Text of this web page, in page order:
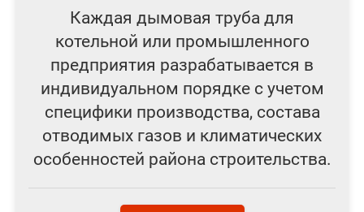
Каждая дымовая труба для
котельной или промышленного
предприятия разрабатывается в
индивидуальном порядке с учетом
специфики производства, состава
отводимых газов и климатических
особенностей района строительства.